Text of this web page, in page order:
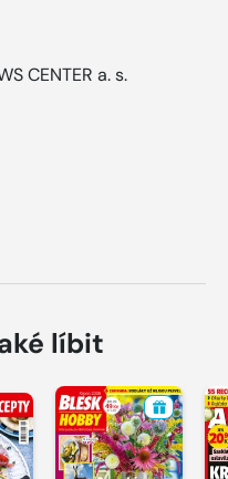
CENTER a. s.
líbit